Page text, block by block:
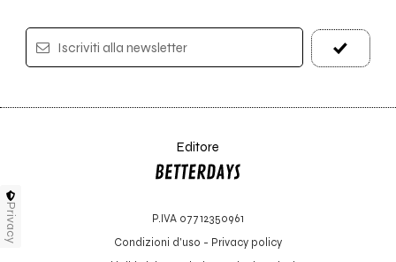
Iscriviti alla newsletter
Editore
P.IVA 07712350961
Condizioni d'uso - Privacy policy
Privacy